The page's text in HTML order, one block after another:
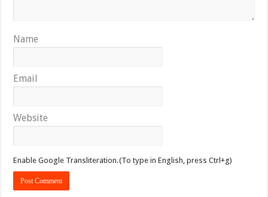
Name
Email
Website
Enable Google Transliteration.(To type in English, press Ctrl+g)